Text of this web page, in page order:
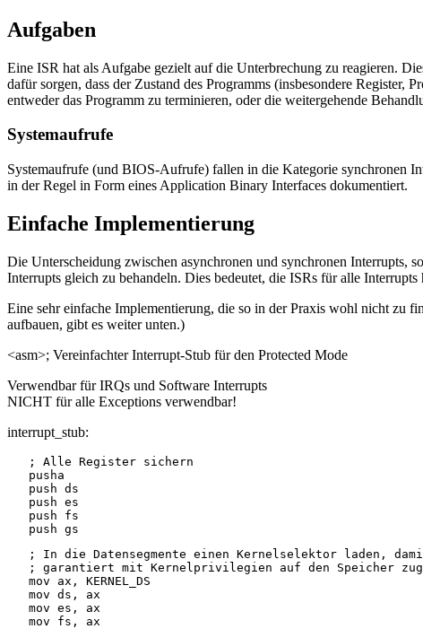
Aufgaben
Eine ISR hat als Aufgabe gezielt auf die Unterbrechung zu reagieren.
dafür sorgen, dass der Zustand des Programms (insbesondere Register,
entweder das Programm zu terminieren, oder die weitergehende
Systemaufrufe
Systemaufrufe (und BIOS-Aufrufe) fallen in die Kategorie synchronen
in der Regel in Form eines Application Binary Interfaces dokumentiert.
Einfache Implementierung
Die Unterscheidung zwischen asynchronen und synchronen Interrupts,
Interrupts gleich zu behandeln. Dies bedeutet, die ISRs für alle
Eine sehr einfache Implementierung, die so in der Praxis wohl nicht zu
aufbauen, gibt es weiter unten.)
<asm>; Vereinfachter Interrupt-Stub für den Protected Mode
Verwendbar für IRQs und Software Interrupts
NICHT für alle Exceptions verwendbar!
interrupt_stub:
   ; Alle Register sichern
   pusha
   push ds
   push es
   push fs
; In die Datensegmente einen Kernelselektor laden,
; garantiert mit Kernelprivilegien auf den Speicher
   mov ax, KERNEL_DS
   mov ds, ax
   mov es, ax
   mov fs, ax